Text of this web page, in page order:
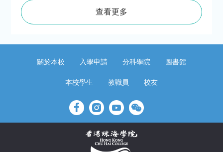
查看更多
關於本校 入學申請 分科學院 圖書館
本校學生 教職員 校友